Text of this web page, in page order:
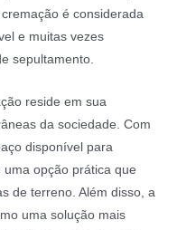
é considerada
e muitas vezes
sepultamento.
reside em sua
da sociedade. Com
disponível para
opção prática que
de terreno. Além disso, a
uma solução mais